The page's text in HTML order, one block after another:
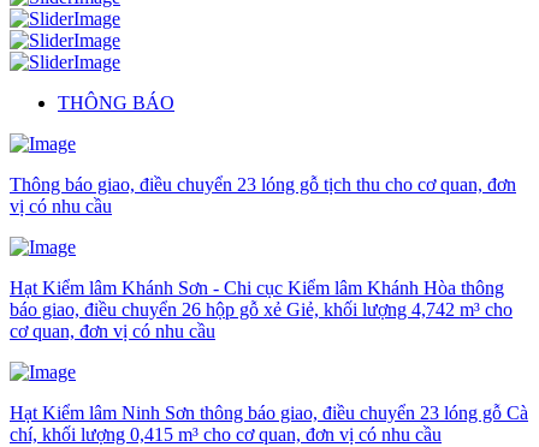
THÔNG BÁO
Thông báo giao, điều chuyển 23 lóng gỗ tịch thu cho cơ quan, đơn
vị có nhu cầu
Hạt Kiểm lâm Khánh Sơn - Chi cục Kiểm lâm Khánh Hòa thông
báo giao, điều chuyển 26 hộp gỗ xẻ Giẻ, khối lượng 4,742 m³ cho
cơ quan, đơn vị có nhu cầu
Hạt Kiểm lâm Ninh Sơn thông báo giao, điều chuyển 23 lóng gỗ Cà
chí, khối lượng 0,415 m³ cho cơ quan, đơn vị có nhu cầu